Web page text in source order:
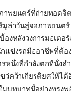
ภาพยนตร์ที่ถ่ายทอด
ล่าวันสู่จอภาพยนตร์
องหลังวงการมอเตอ
แข่งรถมืออาชีพที่ต้อ
หนึ่งที่กำลังตกที่นั่งล
คว้าเกียรติยศให้ได้
บทบาทนี้อย่างทรงพ